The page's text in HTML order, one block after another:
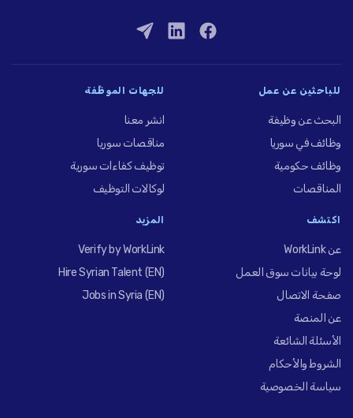
للباحثين عن عمل
البحث عن وظيفة
وظائف في سوريا
وظائف حكومية
المناقصات
للجهات الموظِّفة
انشر معنا
مناقصات سوريا
توظيف كفاءات سورية
لوكالات التوظيف
اكتشف
عن WorkLink
لوحة بيانات سوق العمل
صفحة الاتصال
عن المنصة
الأسئلة الشائعة
الشروط والأحكام
سياسة الخصوصية
المزيد
Verify by WorkLink
Hire Syrian Talent (EN)
Jobs in Syria (EN)